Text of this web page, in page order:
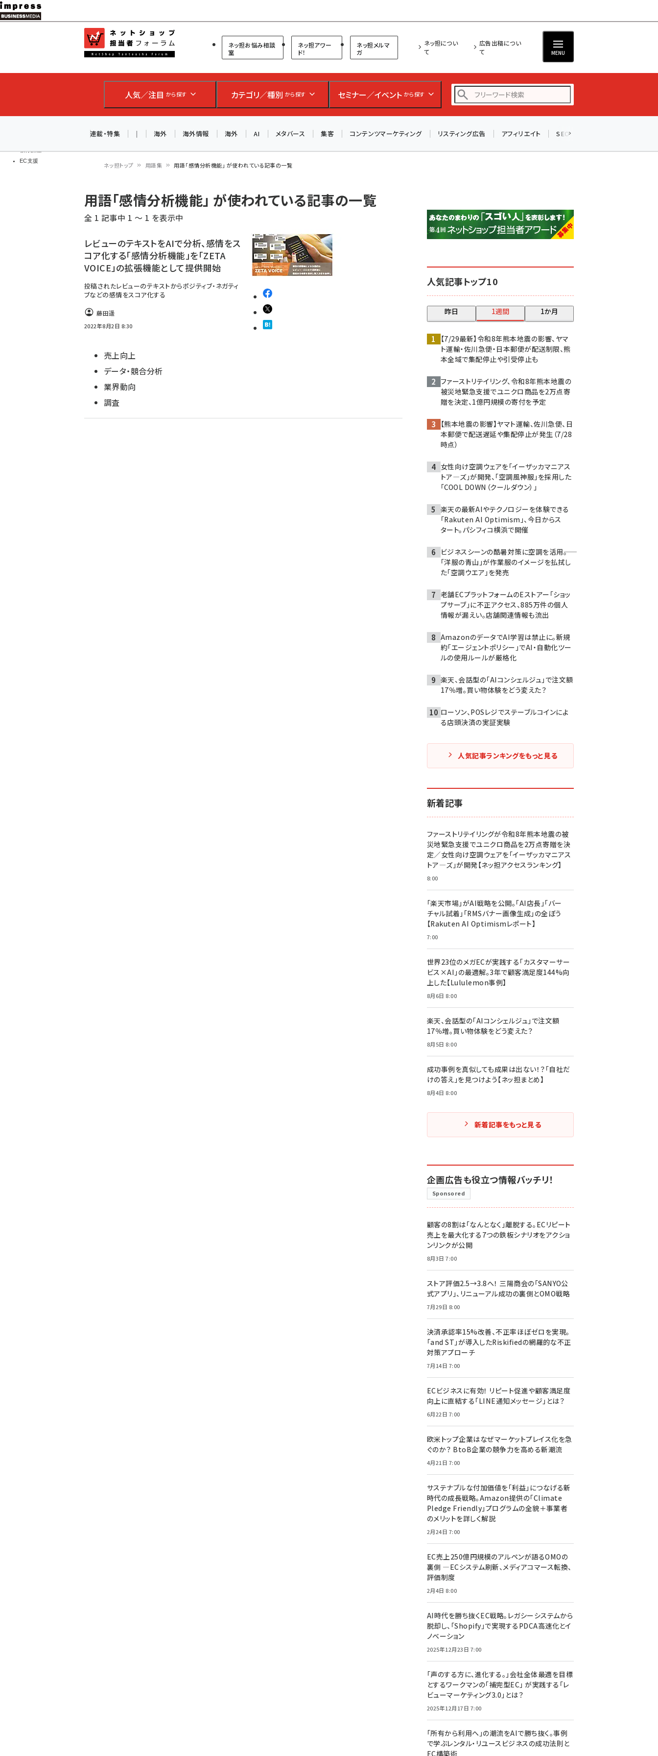
メ
イ
ン
ツ
移
教育講座
EC支援
ネットショップ担当者フォーラム
ネッ担お悩み相談
室
ネッ担アワー
ド！
ネッ担メルマ
ガ
ネッ担につい
て
広告出稿につい
て
MENU
人気／注目 から探す カテゴリ／種別 から探す セミナー／イベント から探す
アスクル (1119)
base (1077)
連載・特集 | 海外 海外情報 海外 AI メタバース 集客 コンテンツマーケティング リスティング広告 アフィリエイト SEO
ン
く
ず
ネッ担トップ 用語集 用語「感情分析機能」 が使われている記事の一覧
用語「感情分析機能」 が使われている記事の一覧
全 1 記事中 1 ～ 1 を表示中
レビューのテキストをAIで分析、感情をス
コア化する「感情分析機能」を「ZETA
VOICE」の拡張機能として提供開始
投稿されたレビューのテキストからポジティブ・ネガティ
ブなどの感情をスコア化する
藤田遥
2022年8月2日 8:30
売上向上
データ・競合分析
業界動向
調査
人気記事トップ10
昨日 1週間 1か月
【7/29最新】令和8年熊本地震の影響、ヤマ
ト運輸・佐川急便・日本郵便が配送制限、熊
本全域で集配停止や引受停止も
ファーストリテイリング、令和8年熊本地震の
被災地緊急支援でユニクロ商品を2万点寄
贈を決定、1億円規模の寄付を予定
【熊本地震の影響】ヤマト運輸、佐川急便、日
本郵便で配送遅延や集配停止が発生（7/28
時点）
女性向け空調ウェアを「イーザッカマニアス
トア―ズ」が開発、「空調風神服」を採用した
「COOL DOWN（クールダウン）」
楽天の最新AIやテクノロジーを体験できる
「Rakuten AI Optimism」、今日からス
タート。パシフィコ横浜で開催
ビジネスシーンの酷暑対策に空調を活用――。
「洋服の青山」が作業服のイメージを払拭し
た「空調ウエア」を発売
老舗ECプラットフォームのEストアー「ショッ
プサーブ」に不正アクセス、885万件の個人
情報が漏えい。店舗関連情報も流出
AmazonのデータでAI学習は禁止に。新規
約「エージェントポリシー」でAI・自動化ツー
ルの使用ルールが厳格化
楽天、会話型の「AIコンシェルジュ」で注文額
17％増。買い物体験をどう変えた？
ローソン、POSレジでステーブルコインによ
る店頭決済の実証実験
人気記事ランキングをもっと見る
新着記事
ファーストリテイリングが令和8年熊本地震の被
災地緊急支援でユニクロ商品を2万点寄贈を決
定／女性向け空調ウェアを「イーザッカマニアス
トア―ズ」が開発【ネッ担アクセスランキング】
8:00
「楽天市場」がAI戦略を公開。「AI店長」「バー
チャル試着」「RMSバナー画像生成」の全ぼう
【Rakuten AI Optimismレポート】
7:00
世界23位のメガECが実践する「カスタマーサー
ビス×AI」の最適解。3年で顧客満足度144%向
上した【Lululemon事例】
8月6日 8:00
楽天、会話型の「AIコンシェルジュ」で注文額
17％増。買い物体験をどう変えた？
8月5日 8:00
成功事例を真似しても成果は出ない！？「自社だ
けの答え」を見つけよう【ネッ担まとめ】
8月4日 8:00
新着記事をもっと見る
企画広告も役立つ情報バッチリ！
Sponsored
顧客の8割は「なんとなく」離脱する。ECリピート
売上を最大化する7つの鉄板シナリオをアクショ
ンリンクが公開
8月3日 7:00
ストア評価2.5→3.8へ！ 三陽商会の「SANYO公
式アプリ」、リニューアル成功の裏側とOMO戦略
7月29日 8:00
決済承認率15%改善、不正率ほぼゼロを実現。
「and ST」が導入したRiskifiedの網羅的な不正
対策アプローチ
7月14日 7:00
ECビジネスに有効！ リピート促進や顧客満足度
向上に直結する「LINE通知メッセージ」とは？
6月22日 7:00
欧米トップ企業はなぜマーケットプレイス化を急
ぐのか？ BtoB企業の競争力を高める新潮流
4月21日 7:00
サステナブルな付加価値を「利益」につなげる新
時代の成長戦略。Amazon提供の「Climate
Pledge Friendly」プログラムの全貌＋事業者
のメリットを詳しく解説
2月24日 7:00
EC売上250億円規模のアルペンが語るOMOの
裏側 ―ECシステム刷新、メディアコマース転換、
評価制度
2月4日 8:00
AI時代を勝ち抜くEC戦略。レガシーシステムから
脱却し、「Shopify」で実現するPDCA高速化とイ
ノベーション
2025年12月23日 7:00
「声のする方に、進化する。」会社全体最適を目標
とするワークマンの「補完型EC」 が実践する「レ
ビューマーケティング3.0」とは？
2025年12月17日 7:00
「所有から利用へ」の潮流をAIで勝ち抜く。事例
で学ぶレンタル・リユースビジネスの成功法則と
EC構築術